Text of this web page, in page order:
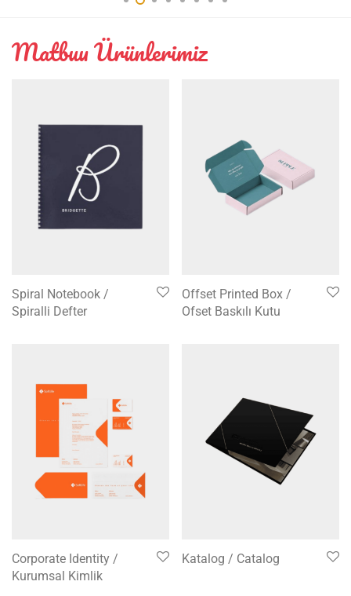
Matbuu Ürünlerimiz
Spiral Notebook /
Spiralli Defter
Offset Printed Box /
Ofset Baskılı Kutu
Corporate Identity /
Kurumsal Kimlik
Katalog / Catalog